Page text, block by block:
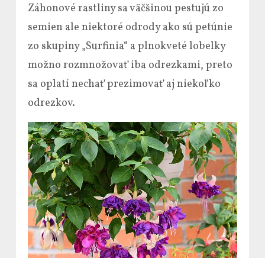
Záhonové rastliny sa väčšinou pestujú zo
semien ale niektoré odrody ako sú petúnie
zo skupiny „Surfinia“ a plnokveté lobelky
možno rozmnožovať iba odrezkami, preto
sa oplatí nechať prezimovať aj niekoľko
odrezkov.